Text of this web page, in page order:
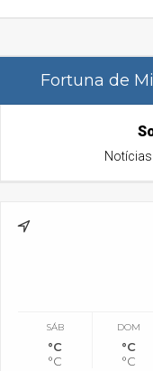
Fortuna de
SÁB
°C
°C
DOM
°C
°C